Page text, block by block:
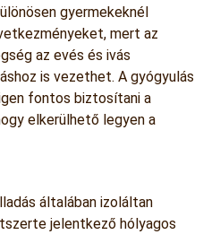
gyermekeknél
mert az
az evés és ivás
is vezethet. A gyógyulás
fontos biztosítani a
elkerülhető legyen a
általában izoláltan
jelentkező hólyagos